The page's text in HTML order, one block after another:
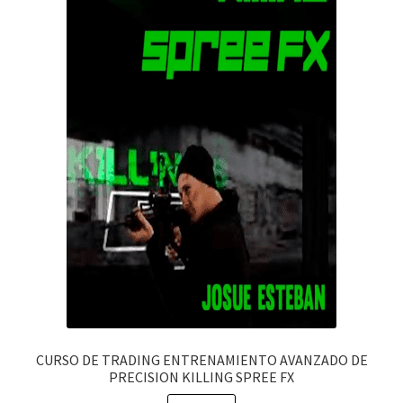
CURSO DE TRADING ENTRENAMIENTO AVANZADO DE
PRECISION KILLING SPREE FX